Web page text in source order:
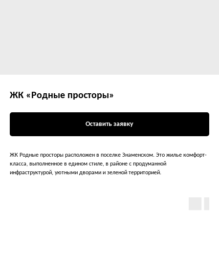
ЖК «Родные просторы»
Оставить заявку
ЖК Родные просторы расположен в поселке Знаменском. Это жилье комфорт-
класса, выполненное в едином стиле, в районе с продуманной
инфраструктурой, уютными дворами и зеленой территорией.